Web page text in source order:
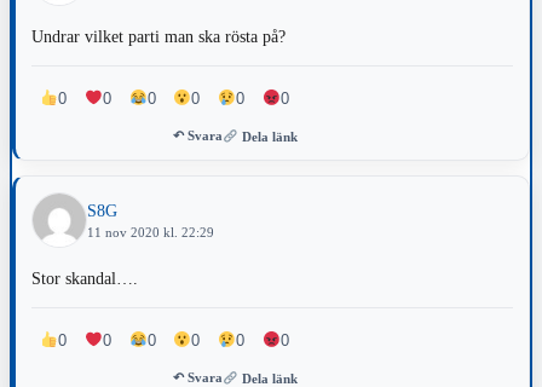
Undrar vilket parti man ska rösta på?
0 0 0 0 0 0
↶ Svara Dela länk
S8G
11 nov 2020 kl. 22:29
Stor skandal….
0 0 0 0 0 0
↶ Svara Dela länk